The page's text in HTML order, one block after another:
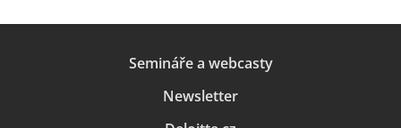
Semináře a webcasty
Newsletter